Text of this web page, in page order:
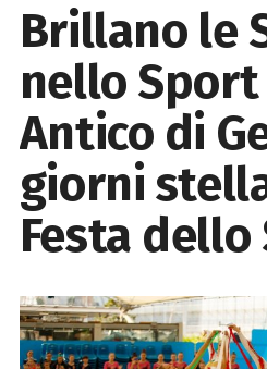
Brillano le
nello
Antico di
giorni
Festa